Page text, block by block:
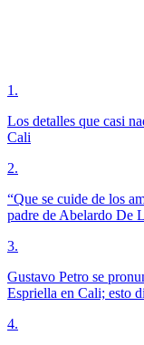
1 .
Los detalles que casi
Cali
2.
“Que se cuide de los
padre de Abelardo De
3.
Gustavo Petro se
Espriella en Cali; esto
4.